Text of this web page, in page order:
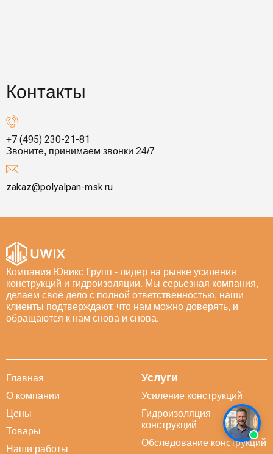
Контакты
+7 (495) 230-21-81
Звоните, принимаем звонки 24/7
zakaz@polyalpan-msk.ru
Компания Ювикс Групп - лидер на рынке усиления
конструкций и гидроизоляции. Мы серьезная компания,
делаем своё дело с полной ответственностью, наши
клиенты подтверждают, что нам можно доверять, и
обращаются к нам снова и снова.
Главная
О компании
Цены
Товары
Наши работы
Услуги
Усиление конструкций
Гидроизоляция
конструкций
Обследование конструкций